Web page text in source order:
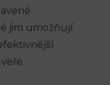
jim umožňují